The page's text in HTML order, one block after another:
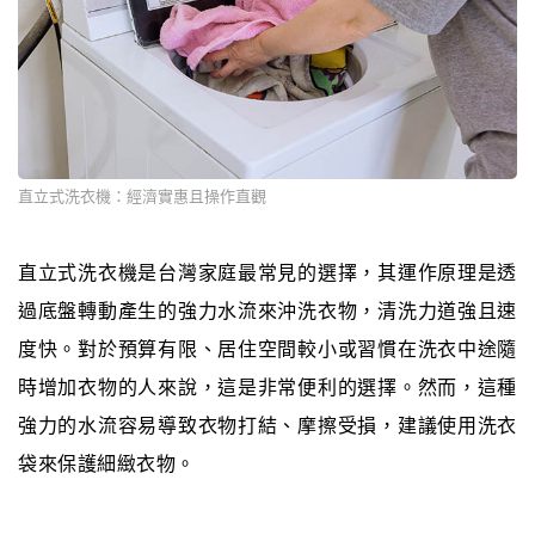
直立式洗衣機：經濟實惠且操作直觀
直立式洗衣機是台灣家庭最常見的選擇，其運作原理是透
過底盤轉動產生的強力水流來沖洗衣物，清洗力道強且速
度快。對於預算有限、居住空間較小或習慣在洗衣中途隨
時增加衣物的人來說，這是非常便利的選擇。然而，這種
強力的水流容易導致衣物打結、摩擦受損，建議使用洗衣
袋來保護細緻衣物。